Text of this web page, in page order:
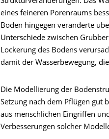
eines feineren Porenraums
Boden hingegen veränderte
Unterschiede zwischen
Lockerung des Bodens
damit der Wasserbewegung,
Die Modellierung der
Setzung nach dem Pflügen gut
aus menschlichen Eingriffen
Verbesserungen solcher